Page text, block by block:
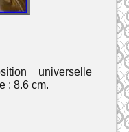
universelle
: 8.6 cm.